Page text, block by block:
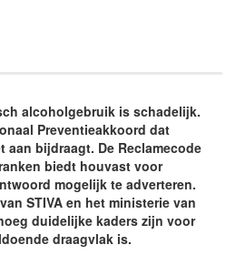
alcoholgebruik is schadelijk.
Preventieakkoord dat
bijdraagt. De Reclamecode
biedt houvast voor
mogelijk te adverteren.
STIVA en het ministerie van
duidelijke kaders zijn voor
draagvlak is.